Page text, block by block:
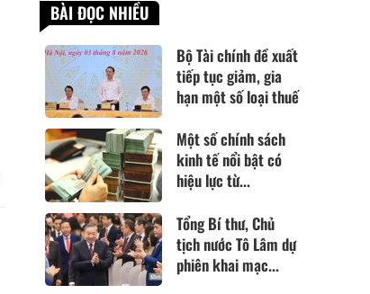
BÀI ĐỌC NHIỀU
Bộ Tài chính đề xuất
tiếp tục giảm, gia
hạn một số loại thuế
Một số chính sách
kinh tế nổi bật có
hiệu lực từ...
Tổng Bí thư, Chủ
tịch nước Tô Lâm dự
phiên khai mạc...